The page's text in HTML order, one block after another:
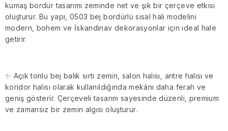
kumaş bordür tasarımı zeminde net ve şık bir çerçeve etkisi
oluşturur. Bu yapı, 0503 bej bordürlü sisal halı modelini
modern, bohem ve İskandinav dekorasyonlar için ideal hale
getirir.
✨ Açık tonlu bej balık sırtı zemin, salon halısı, antre halısı ve
koridor halısı olarak kullanıldığında mekânı daha ferah ve
geniş gösterir. Çerçeveli tasarım sayesinde düzenli, premium
ve zamansız bir zemin algısı oluşturur.